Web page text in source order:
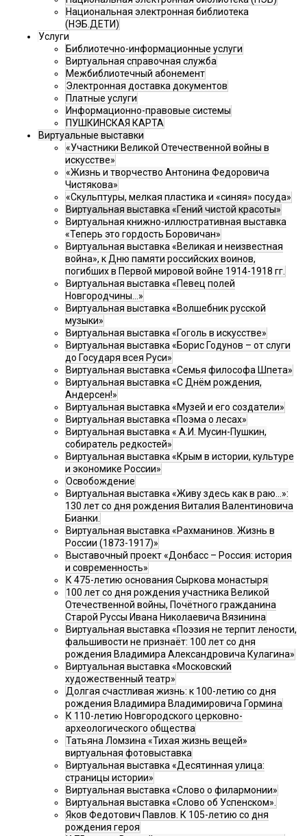
Национальная электронная библиотека
(НЭБ.ДЕТИ)
Услуги
Библиотечно-информационные услуги
Виртуальная справочная служба
Межбиблиотечный абонемент
Электронная доставка документов
Платные услуги
Информационно-правовые системы
ПУШКИНСКАЯ КАРТА
Виртуальные выставки
«Участники Великой Отечественной войны в
искусстве»
«Жизнь и творчество Антонина Федоровича
Чистякова»
«Скульптуры, мелкая пластика и «синяя» посуда»
Виртуальная выставка «Гений чистой красоты»
Виртуальная книжно-иллюстративная выставка
«Теперь это гордость Боровичан»
Виртуальная выставка «Великая и неизвестная
война», к Дню памяти российских воинов,
погибших в Первой мировой войне 1914-1918 гг.
Виртуальная выставка «Певец полей
Новгородчины…»
Виртуальная выставка «Волшебник русской
музыки»
Виртуальная выставка «Гоголь в искусстве»
Виртуальная выставка «Борис Годунов – от слуги
до Государя всея Руси»
Виртуальная выставка «Семья философа Шпета»
Виртуальная выставка «С Днём рождения,
Андерсен!»
Виртуальная выставка «Музей и его создатели»
Виртуальная выставка «Поэма о лесах»
Виртуальная выставка « А.И. Мусин-Пушкин,
собиратель редкостей»
Виртуальная выставка «Крым в истории, культуре
и экономике России»
Освобождение
Виртуальная выставка «Живу здесь как в раю…»:
130 лет со дня рождения Виталия Валентиновича
Бианки.
Виртуальная выставка «Рахманинов. Жизнь в
России (1873-1917)»
Выставочный проект «Донбасс – Россия: история
и современность»
К 475-летию основания Сыркова монастыря
100 лет со дня рождения участника Великой
Отечественной войны, Почётного гражданина
Старой Руссы Ивана Николаевича Вязинина
Виртуальная выставка «Поэзия не терпит лености,
фальшивости не признаёт: 100 лет со дня
рождения Владимира Александровича Кулагина»
Виртуальная выставка «Московский
художественный театр»
Долгая счастливая жизнь: к 100-летию со дня
рождения Владимира Владимировича Гормина
К 110-летию Новгородского церковно-
археологического общества
Татьяна Ломзина «Тихая жизнь вещей»
виртуальная фотовыставка
Виртуальная выставка «Десятинная улица:
страницы истории»
Виртуальная выставка «Слово о филармонии»
Виртуальная выставка «Слово об Успенском».
Яков Федотович Павлов. К 105-летию со дня
рождения героя